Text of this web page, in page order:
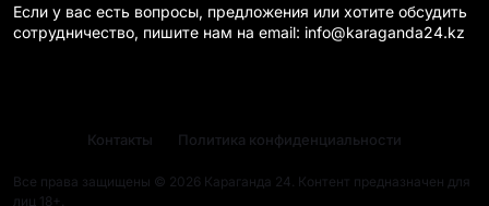
Если у вас есть вопросы, предложения или хотите обсудить
сотрудничество, пишите нам на email: info@karaganda24.kz
Все права защищены © 2026 Караганда 24. Контент предназначен для
лиц 18+.
Контакты Политика конфиденциальности